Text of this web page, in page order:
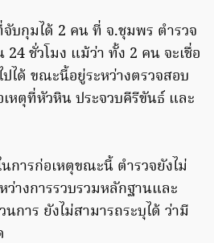
บกุมได้ 2 คน ที่ จ.ชุมพร ตำรวจ
ชั่วโมง แม้ว่า ทั้ง 2 คน จะเชื่อ
ได้ ขณะนี้อยู่ระหว่างตรวจสอบ
หตุที่หัวหิน ประจวบคีรีขันธ์ และ
การก่อเหตุขณะนี้ ตำรวจยังไม่
ว่างการรวบรวมหลักฐานและ
การ ยังไม่สามารถระบุได้ ว่ามี